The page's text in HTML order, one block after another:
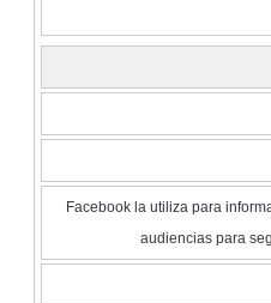
Facebook la utiliza para
audiencias para